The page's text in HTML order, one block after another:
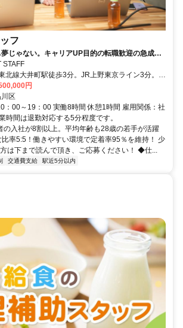
フ
じゃない。キャリアUP目的の転職歓迎の急成長
STAFF
円
区
：00～19：00 実働8時間 休憩1時間 雇用関係：社
時間は退勤対応する5分程度です。
の入社が8割以上。平均年齢も28歳の若手が活躍
率5:5！働きやすい環境で定着率95％を維持！ 少
は下まで読んで頂き、ご応募ください！ ◆仕...
交通費支給 駅近5分以内